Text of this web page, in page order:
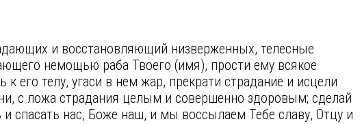
и восстановляющий низверженных, телесные
немощью раба Твоего (имя), прости ему всякое
его телу, угаси в нем жар, прекрати страдание и исцели
с ложа страдания целым и совершенно здоровым; сделай
нас, Боже наш, и мы воссылаем Тебе славу, Отцу и